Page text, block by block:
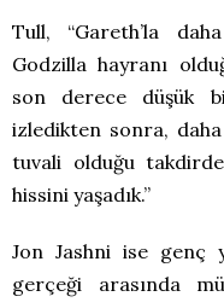
Tull, “Gareth’la
Godzilla hayranı
son derece düşük
izledikten sonra,
tuvali olduğu
hissini yaşadık.”
Jon Jashni ise genç
gerçeği arasında